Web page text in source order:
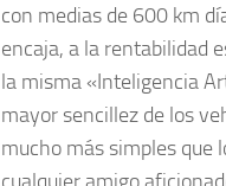
con medias de 600 km
encaja, a la rentabilidad
la misma «Inteligencia
mayor sencillez de los
mucho más simples que